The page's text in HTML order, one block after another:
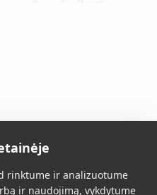
rinktume ir analizuotume
ir naudojimą, vykdytume